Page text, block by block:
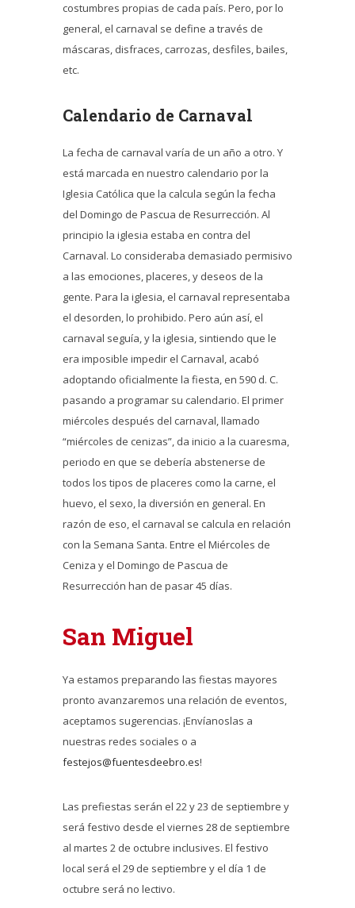
costumbres propias de cada país. Pero, por lo
general, el carnaval se define a través de
máscaras, disfraces, carrozas, desfiles, bailes,
etc.
Calendario de Carnaval
La fecha de carnaval varía de un año a otro. Y
está marcada en nuestro calendario por la
Iglesia Católica que la calcula según la fecha
del Domingo de Pascua de Resurrección. Al
principio la iglesia estaba en contra del
Carnaval. Lo consideraba demasiado permisivo
a las emociones, placeres, y deseos de la
gente. Para la iglesia, el carnaval representaba
el desorden, lo prohibido. Pero aún así, el
carnaval seguía, y la iglesia, sintiendo que le
era imposible impedir el Carnaval, acabó
adoptando oficialmente la fiesta, en 590 d. C.
pasando a programar su calendario. El primer
miércoles después del carnaval, llamado
“miércoles de cenizas”, da inicio a la cuaresma,
periodo en que se debería abstenerse de
todos los tipos de placeres como la carne, el
huevo, el sexo, la diversión en general. En
razón de eso, el carnaval se calcula en relación
con la Semana Santa. Entre el Miércoles de
Ceniza y el Domingo de Pascua de
Resurrección han de pasar 45 días.
San Miguel
Ya estamos preparando las fiestas mayores
pronto avanzaremos una relación de eventos,
aceptamos sugerencias. ¡Envíanoslas a
nuestras redes sociales o a
festejos@fuentesdeebro.es!
Las prefiestas serán el 22 y 23 de septiembre y
será festivo desde el viernes 28 de septiembre
al martes 2 de octubre inclusives. El festivo
local será el 29 de septiembre y el día 1 de
octubre será no lectivo.